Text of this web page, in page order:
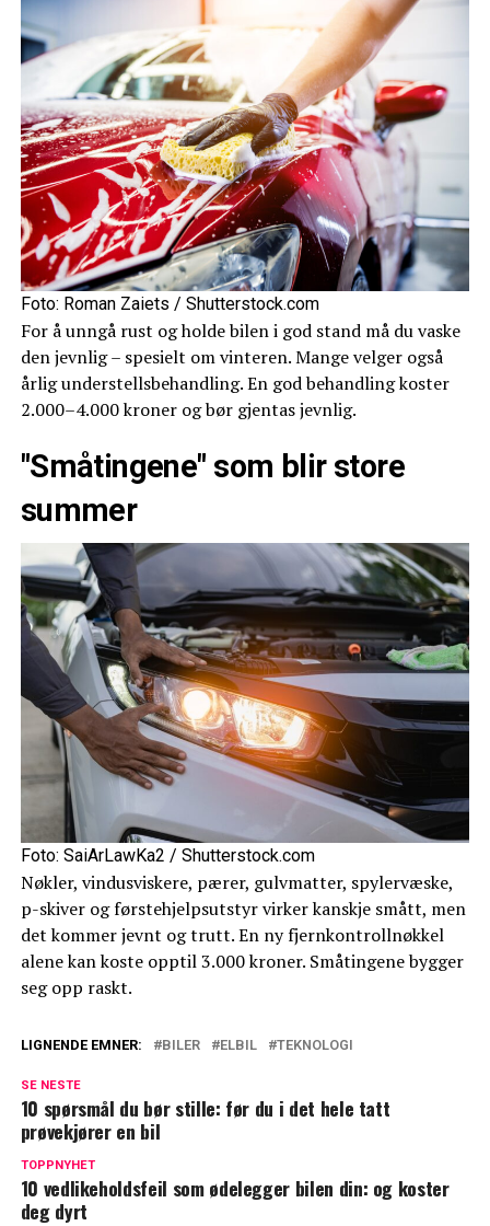
Foto: Roman Zaiets / Shutterstock.com
For å unngå rust og holde bilen i god stand må du vaske
den jevnlig – spesielt om vinteren. Mange velger også
årlig understellsbehandling. En god behandling koster
2.000–4.000 kroner og bør gjentas jevnlig.
"Småtingene" som blir store
summer
Foto: SaiArLawKa2 / Shutterstock.com
Nøkler, vindusviskere, pærer, gulvmatter, spylervæske,
p-skiver og førstehjelpsutstyr virker kanskje smått, men
det kommer jevnt og trutt. En ny fjernkontrollnøkkel
alene kan koste opptil 3.000 kroner. Småtingene bygger
seg opp raskt.
LIGNENDE EMNER: BILER ELBIL TEKNOLOGI
SE NESTE
10 spørsmål du bør stille: før du i det hele tatt
prøvekjører en bil
TOPPNYHET
10 vedlikeholdsfeil som ødelegger bilen din: og koster
deg dyrt